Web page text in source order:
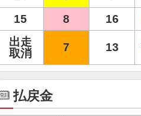
15
8 16
出走
取消
7 13
払戻金